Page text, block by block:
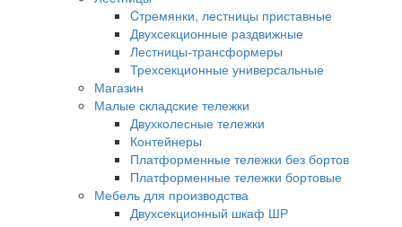
Cтремянки, лестницы приставные
Двухсекционные раздвижные
Лестницы-трансформеры
Трехсекционные универсальные
Магазин
Малые складские тележки
Двухколесные тележки
Контейнеры
Платформенные тележки без бортов
Платформенные тележки бортовые
Мебель для производства
Двухсекционный шкаф ШР